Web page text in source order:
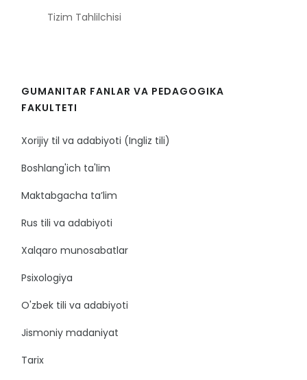
Tizim Tahlilchisi
GUMANITAR FANLAR VA PEDAGOGIKA
FAKULTETI
Xorijiy til va adabiyoti (Ingliz tili)
Boshlang'ich ta'lim
Maktabgacha ta’lim
Rus tili va adabiyoti
Xalqaro munosabatlar
Psixologiya
O'zbek tili va adabiyoti
Jismoniy madaniyat
Tarix